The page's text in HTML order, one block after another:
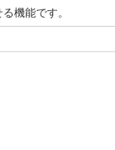
機能です。